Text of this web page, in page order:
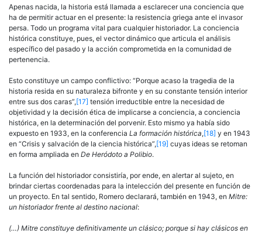
Apenas nacida, la historia está llamada a esclarecer una conciencia que
ha de permitir actuar en el presente: la resistencia griega ante el invasor
persa. Todo un programa vital para cualquier historiador. La conciencia
histórica constituye, pues, el vector dinámico que articula el análisis
específico del pasado y la acción comprometida en la comuni­dad de
pertenencia.
Esto constituye un campo conflictivo: “Porque acaso la tragedia de la
historia resida en su naturaleza bifronte y en su constante tensión interior
entre sus dos caras”,[17] tensión irreductible entre la necesidad de
objetividad y la decisión ética de implicarse a conciencia, a concien­cia
histórica, en la determinación del porvenir. Esto mismo ya había sido
expuesto en 1933, en la conferencia La formación histórica,[18] y en 1943
en “Crisis y salvación de la ciencia histórica”,[19] cuyas ideas se re­toman
en forma ampliada en De Heródoto a Polibio.
La función del historiador consistiría, por ende, en alertar al suje­to, en
brindar ciertas coordenadas para la intelección del presente en función de
un proyecto. En tal sentido, Romero declarará, también en 1943, en Mitre:
un historiador frente al destino nacional:
(…) Mitre constituye definitivamente un clásico; porque si hay clásicos en